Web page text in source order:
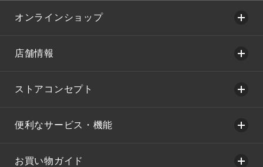
オンラインショップ
店舗情報
ストアコンセプト
便利なサービス・機能
お買い物ガイド